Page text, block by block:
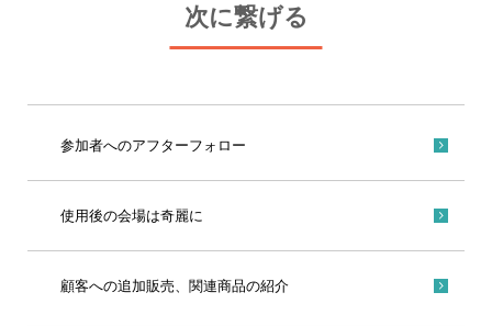
次に繋げる
参加者へのアフターフォロー
使用後の会場は奇麗に
顧客への追加販売、関連商品の紹介